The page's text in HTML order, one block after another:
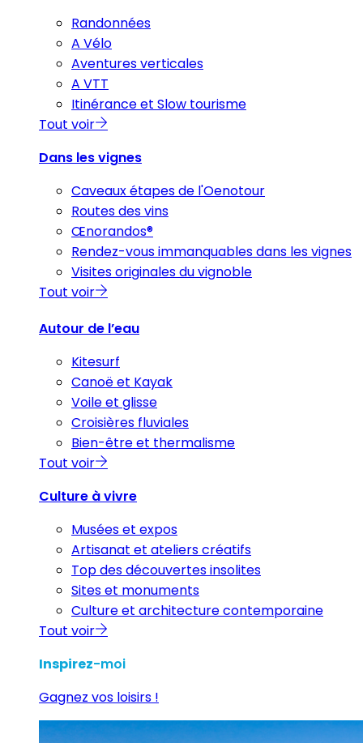
Randonnées
A Vélo
Aventures verticales
A VTT
Itinérance et Slow tourisme
Tout voir
Dans les vignes
Caveaux étapes de l'Oenotour
Routes des vins
Œnorandos®
Rendez-vous immanquables dans les vignes
Visites originales du vignoble
Tout voir
Autour de l’eau
Kitesurf
Canoë et Kayak
Voile et glisse
Croisières fluviales
Bien-être et thermalisme
Tout voir
Culture à vivre
Musées et expos
Artisanat et ateliers créatifs
Top des découvertes insolites
Sites et monuments
Culture et architecture contemporaine
Tout voir
Inspirez-moi
Gagnez vos loisirs !